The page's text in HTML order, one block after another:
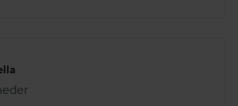
ble opprettet 3 måneder